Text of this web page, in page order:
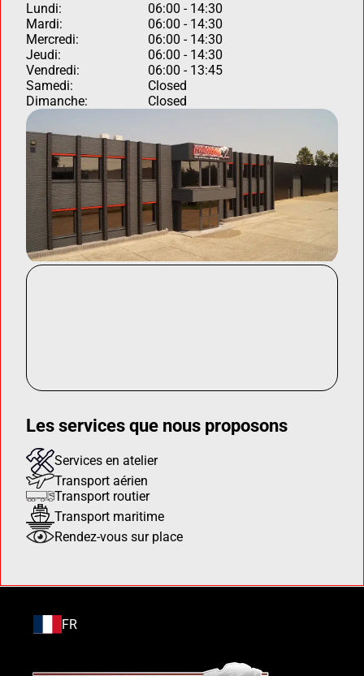
Lundi:
06:00 - 14:30
Mardi:
06:00 - 14:30
Mercredi:
06:00 - 14:30
Jeudi:
06:00 - 14:30
Vendredi:
06:00 - 13:45
Samedi:
Closed
Dimanche:
Closed
Les services que nous proposons
Services en atelier
Transport aérien
Transport routier
Transport maritime
Rendez-vous sur place
FR